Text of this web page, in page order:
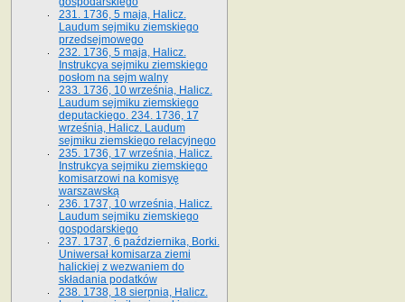
231. 1736, 5 maja, Halicz.
Laudum sejmiku ziemskiego
przedsejmowego
232. 1736, 5 maja, Halicz.
Instrukcya sejmiku ziemskiego
posłom na sejm walny
233. 1736, 10 września, Halicz.
Laudum sejmiku ziemskiego
deputackiego. 234. 1736, 17
września, Halicz. Laudum
sejmiku ziemskiego relacyjnego
235. 1736, 17 września, Halicz.
Instrukcya sejmiku ziemskiego
komisarzowi na komisyę
warszawską
236. 1737, 10 września, Halicz.
Laudum sejmiku ziemskiego
gospodarskiego
237. 1737, 6 października, Borki.
Uniwersał komisarza ziemi
halickiej z wezwaniem do
składania podatków
238. 1738, 18 sierpnia, Halicz.